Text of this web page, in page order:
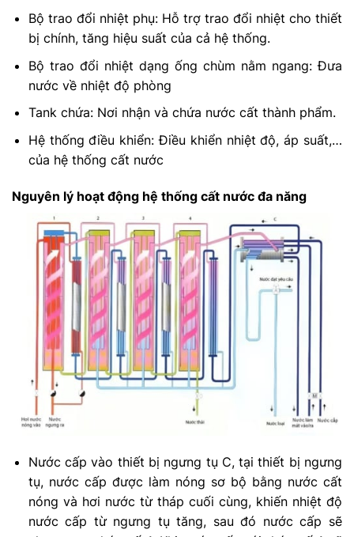
Bộ trao đổi nhiệt phụ: Hỗ trợ trao đổi nhiệt cho thiết
bị chính, tăng hiệu suất của cả hệ thống.
Bộ trao đổi nhiệt dạng ống chùm nằm ngang: Đưa
nước về nhiệt độ phòng
Tank chứa: Nơi nhận và chứa nước cất thành phẩm.
Hệ thống điều khiển: Điều khiển nhiệt độ, áp suất,…
của hệ thống cất nước
Nguyên lý hoạt động hệ thống cất nước đa năng
Nước cấp vào thiết bị ngưng tụ C, tại thiết bị ngưng
tụ, nước cấp được làm nóng sơ bộ bằng nước cất
nóng và hơi nước từ tháp cuối cùng, khiến nhiệt độ
nước cấp từ ngưng tụ tăng, sau đó nước cấp sẽ